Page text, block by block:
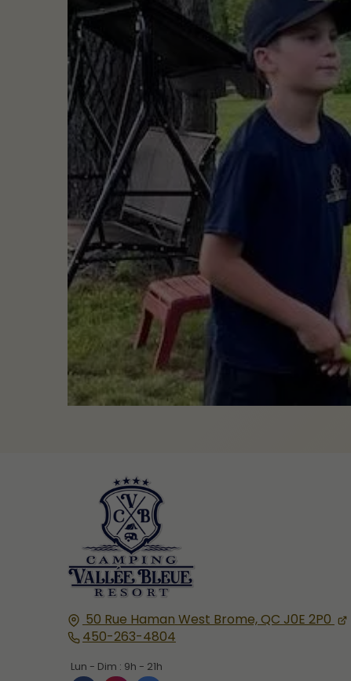
50 Rue Haman West Brome, QC J0E 2P0
450-263-4804
Lun - Dim : 9h - 21h